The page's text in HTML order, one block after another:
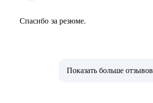
Спасибо за резюме.
Показать больше отзывов